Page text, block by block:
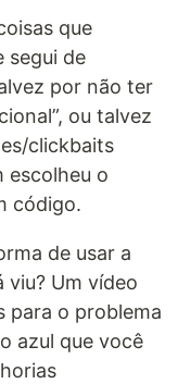
que
segui de
por não ter
ou talvez
clickbaits
escolheu o
código.
de usar a
viu? Um vídeo
para o problema
azul que você